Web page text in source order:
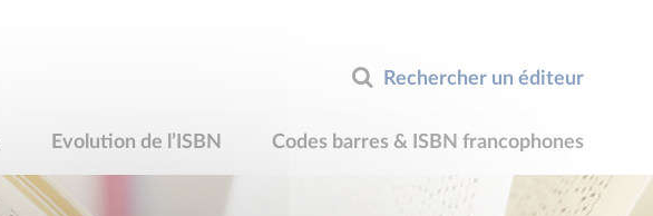
Rechercher un éditeur
Evolution de l’ISBN Codes barres & ISBN francophones